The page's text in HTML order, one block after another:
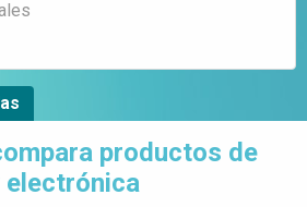
productos de